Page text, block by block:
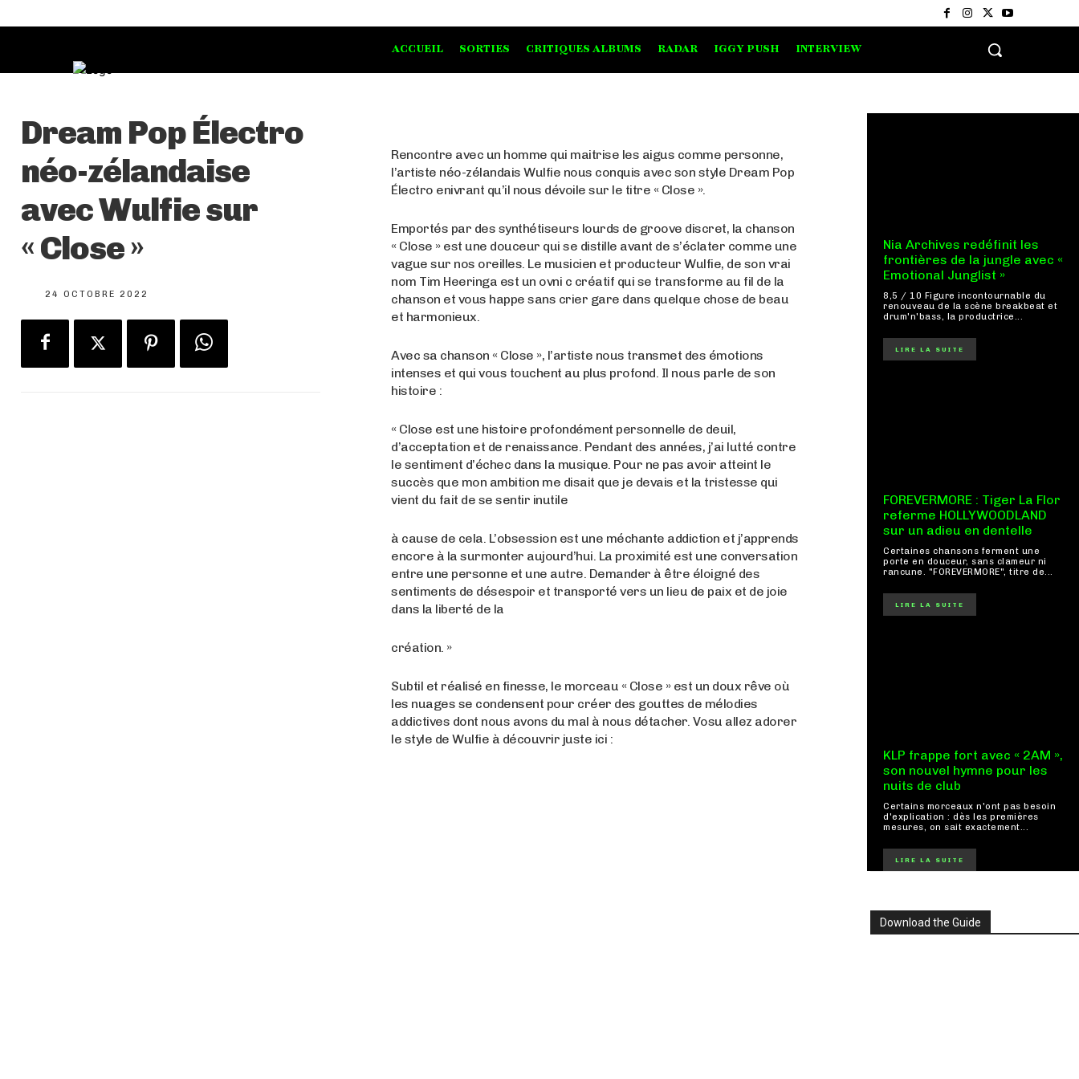
ACCUEIL SORTIES CRITIQUES ALBUMS RADAR IGGY PUSH INTERVIEW
Dream Pop Électro
néo-zélandaise
avec Wulfie sur
« Close »
24 OCTOBRE 2022
Rencontre avec un homme qui maitrise les aigus comme personne,
l’artiste néo-zélandais Wulfie nous conquis avec son style Dream Pop
Électro enivrant qu’il nous dévoile sur le titre « Close ».
Emportés par des synthétiseurs lourds de groove discret, la chanson
« Close » est une douceur qui se distille avant de s’éclater comme une
vague sur nos oreilles. Le musicien et producteur Wulfie, de son vrai
nom Tim Heeringa est un ovni c créatif qui se transforme au fil de la
chanson et vous happe sans crier gare dans quelque chose de beau
et harmonieux.
Avec sa chanson « Close », l’artiste nous transmet des émotions
intenses et qui vous touchent au plus profond. Il nous parle de son
histoire :
« Close est une histoire profondément personnelle de deuil,
d’acceptation et de renaissance. Pendant des années, j’ai lutté contre
le sentiment d’échec dans la musique. Pour ne pas avoir atteint le
succès que mon ambition me disait que je devais et la tristesse qui
vient du fait de se sentir inutile
à cause de cela. L’obsession est une méchante addiction et j’apprends
encore à la surmonter aujourd’hui. La proximité est une conversation
entre une personne et une autre. Demander à être éloigné des
sentiments de désespoir et transporté vers un lieu de paix et de joie
dans la liberté de la
création. »
Subtil et réalisé en finesse, le morceau « Close » est un doux rêve où
les nuages se condensent pour créer des gouttes de mélodies
addictives dont nous avons du mal à nous détacher. Vosu allez adorer
le style de Wulfie à découvrir juste ici :
Nia Archives redéfinit les
frontières de la jungle avec «
Emotional Junglist »
8,5 / 10 Figure incontournable du
renouveau de la scène breakbeat et
drum'n'bass, la productrice...
LIRE LA SUITE
FOREVERMORE : Tiger La Flor
referme HOLLYWOODLAND
sur un adieu en dentelle
Certaines chansons ferment une
porte en douceur, sans clameur ni
rancune. "FOREVERMORE", titre de...
LIRE LA SUITE
KLP frappe fort avec « 2AM »,
son nouvel hymne pour les
nuits de club
Certains morceaux n'ont pas besoin
d'explication : dès les premières
mesures, on sait exactement...
LIRE LA SUITE
Download the Guide